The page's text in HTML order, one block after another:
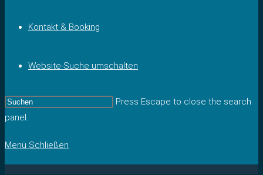
Kontakt & Booking
Website-Suche umschalten
Press Escape to close the search
panel.
Menü Schließen